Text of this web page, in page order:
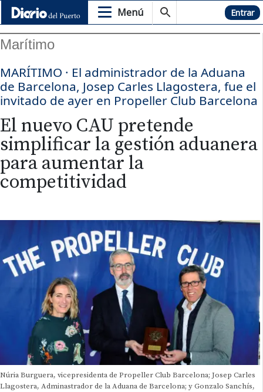
Menú Hemeroteca Entrar
Marítimo
MARÍTIMO · El administrador de la Aduana
de Barcelona, Josep Carles Llagostera, fue el
invitado de ayer en Propeller Club Barcelona
El nuevo CAU pretende
simplificar la gestión aduanera
para aumentar la
competitividad
Núria Burguera, vicepresidenta de Propeller Club Barcelona; Josep Carles
Llagostera, Adminastrador de la Aduana de Barcelona; y Gonzalo Sanchís,